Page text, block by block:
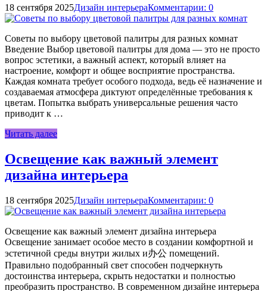
18 сентября 2025Дизайн интерьераКомментарии: 0
Советы по выбору цветовой палитры для разных комнат
Введение Выбор цветовой палитры для дома — это не просто
вопрос эстетики, а важный аспект, который влияет на
настроение, комфорт и общее восприятие пространства.
Каждая комната требует особого подхода, ведь её назначение и
создаваемая атмосфера диктуют определённые требования к
цветам. Попытка выбрать универсальные решения часто
приводит к …
Читать далее
Освещение как важный элемент
дизайна интерьера
18 сентября 2025Дизайн интерьераКомментарии: 0
Освещение как важный элемент дизайна интерьера
Освещение занимает особое место в создании комфортной и
эстетичной среды внутри жилых и办公 помещений.
Правильно подобранный свет способен подчеркнуть
достоинства интерьера, скрыть недостатки и полностью
преобразить пространство. В современном дизайне интерьера